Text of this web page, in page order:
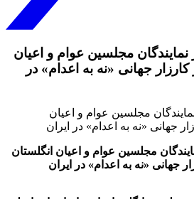
بیش از ۲۵۰تن از نمایندگان مجلسین عوام و اعیان
جهانی «نه به اعدام» در
جهانی «نه به اعدام» در ایران